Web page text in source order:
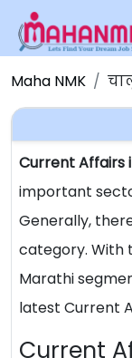
Maha NMK
Current Affairs
important
Generally,
category. With
Marathi
latest Current
Current